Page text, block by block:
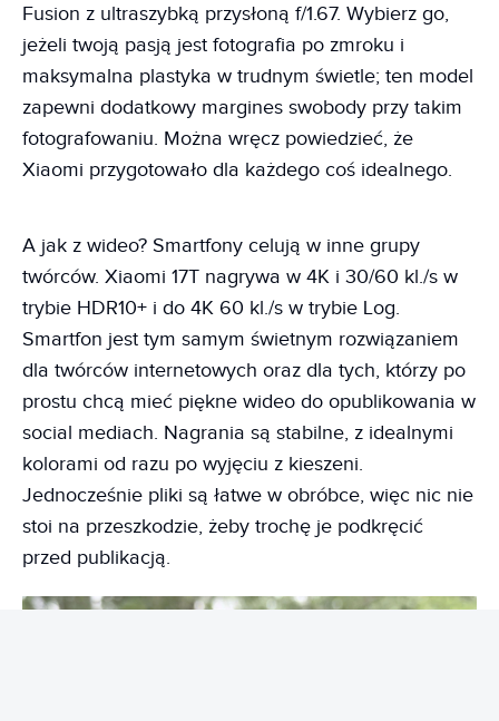
Fusion z ultraszybką przysłoną f/1.67. Wybierz go,
jeżeli twoją pasją jest fotografia po zmroku i
maksymalna plastyka w trudnym świetle; ten model
zapewni dodatkowy margines swobody przy takim
fotografowaniu. Można wręcz powiedzieć, że
Xiaomi przygotowało dla każdego coś idealnego.
A jak z wideo? Smartfony celują w inne grupy
twórców. Xiaomi 17T nagrywa w 4K i 30/60 kl./s w
trybie HDR10+ i do 4K 60 kl./s w trybie Log.
Smartfon jest tym samym świetnym rozwiązaniem
dla twórców internetowych oraz dla tych, którzy po
prostu chcą mieć piękne wideo do opublikowania w
social mediach. Nagrania są stabilne, z idealnymi
kolorami od razu po wyjęciu z kieszeni.
Jednocześnie pliki są łatwe w obróbce, więc nic nie
stoi na przeszkodzie, żeby trochę je podkręcić
przed publikacją.